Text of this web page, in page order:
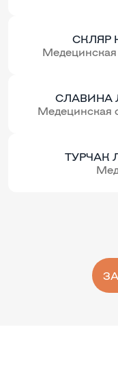
СКЛЯР
Медецинская
СЛАВИНА
Медецинская
ТУРЧАК